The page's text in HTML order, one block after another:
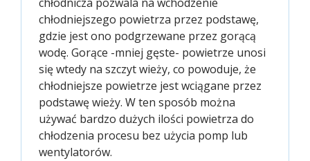
chłodnicza pozwala na wchodzenie
chłodniejszego powietrza przez podstawę,
gdzie jest ono podgrzewane przez gorącą
wodę. Gorące -mniej gęste- powietrze unosi
się wtedy na szczyt wieży, co powoduje, że
chłodniejsze powietrze jest wciągane przez
podstawę wieży. W ten sposób można
używać bardzo dużych ilości powietrza do
chłodzenia procesu bez użycia pomp lub
wentylatorów.